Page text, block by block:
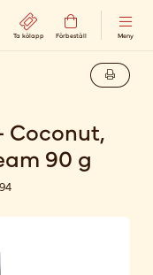
Ta kölapp Förbeställ Meny
Coconut,
90 g